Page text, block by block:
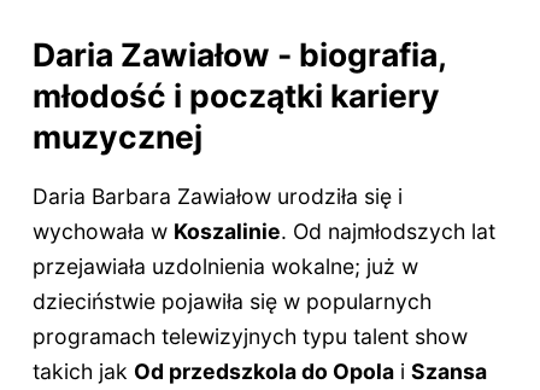
Daria Zawiałow - biografia,
młodość i początki kariery
muzycznej
Daria Barbara Zawiałow urodziła się i
wychowała w Koszalinie. Od najmłodszych lat
przejawiała uzdolnienia wokalne; już w
dzieciństwie pojawiła się w popularnych
programach telewizyjnych typu talent show
takich jak Od przedszkola do Opolai Szansa